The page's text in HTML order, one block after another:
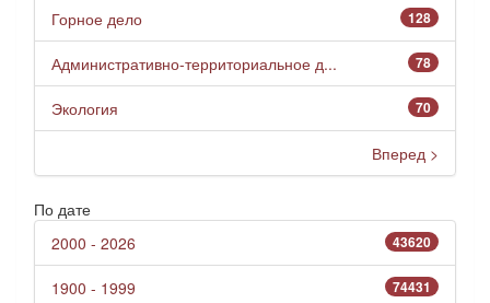
128
Горное дело
78
Административно-территориальное д...
70
Экология
Вперед >
По дате
43620
2000 - 2026
74431
1900 - 1999